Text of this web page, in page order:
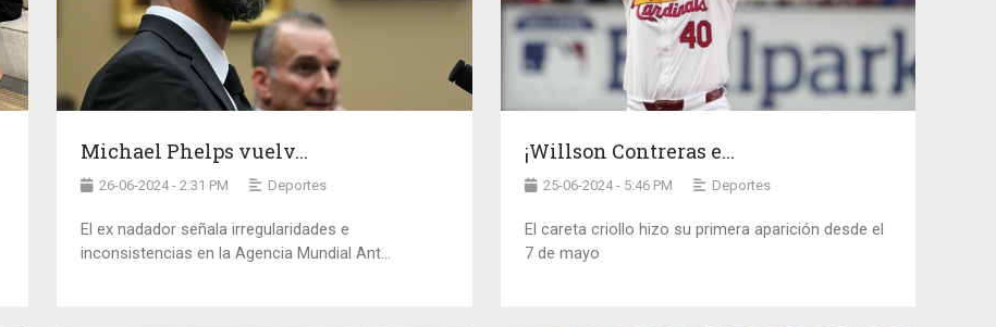
Michael Phelps vuelv...
26-06-2024 - 2:31 PM Deportes
El ex nadador señala irregularidades e
inconsistencias en la Agencia Mundial Ant...
¡Willson Contreras e...
25-06-2024 - 5:46 PM Deportes
El careta criollo hizo su primera aparición desde el
7 de mayo